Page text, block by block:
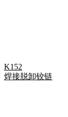
K152
焊接脱卸铰链